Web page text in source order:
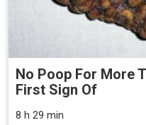
No Poop For More
First Sign Of
8 h 29 min